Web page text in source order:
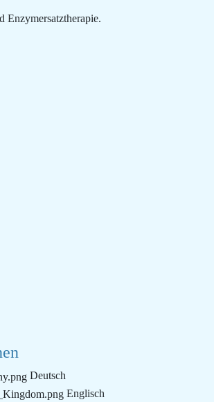
Enzymersatztherapie.
Deutsch
Englisch